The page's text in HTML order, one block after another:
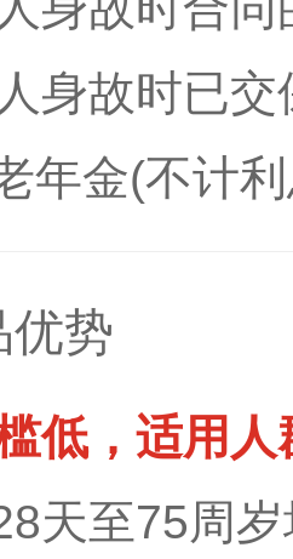
身故时已
年金(不计
优势
低，适用人
天至75周